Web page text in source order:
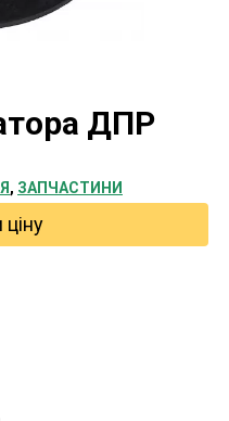
ДПР
, ЗАПЧАСТИНИ